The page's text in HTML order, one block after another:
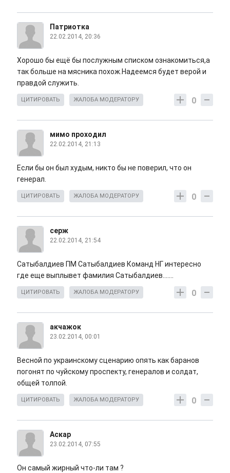
Патриотка
22.02.2014, 20:36
Хорошо бы ещё бы послужным списком ознакомиться,а
так больше на мясника похож.Надеемся будет верой и
правдой служить.
0
ЦИТИРОВАТЬ ЖАЛОБА МОДЕРАТОРУ
мимо проходил
22.02.2014, 21:13
Если бы он был худым, никто бы не поверил, что он
генерал.
0
ЦИТИРОВАТЬ ЖАЛОБА МОДЕРАТОРУ
серж
22.02.2014, 21:54
Сатыбалдиев ПМ Сатыбалдиев Команд НГ интересно
где еще выплывет фамилия Сатыбалдиев.......
0
ЦИТИРОВАТЬ ЖАЛОБА МОДЕРАТОРУ
акчажок
23.02.2014, 00:01
Весной по украинскому сценарию опять как баранов
погонят по чуйскому проспекту, генералов и солдат,
общей толпой.
0
ЦИТИРОВАТЬ ЖАЛОБА МОДЕРАТОРУ
Аскар
23.02.2014, 07:55
Он самый жирный что-ли там ?